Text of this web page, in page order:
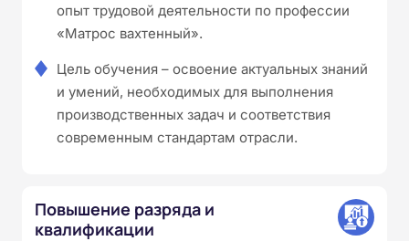
опыт трудовой деятельности по профессии
«Матрос вахтенный».
Цель обучения – освоение актуальных знаний
и умений, необходимых для выполнения
производственных задач и соответствия
современным стандартам отрасли.
Повышение разряда и
квалификации